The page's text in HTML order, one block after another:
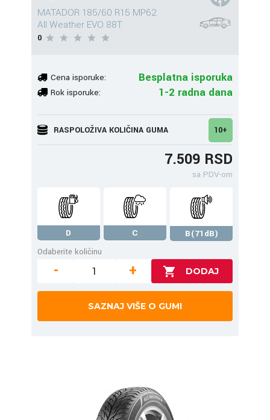
MATADOR 185/60 R15 MP62
All Weather EVO 88T
0
Cena isporuke: Besplatna isporuka
Rok isporuke: 1-2 radna dana
RASPOLOŽIVA KOLIČINA GUMA 10+
7.509 RSD
sa PDV-om
D C
B(71dB)
Odaberite količinu
- +
SAZNAJ VIŠE O GUMI